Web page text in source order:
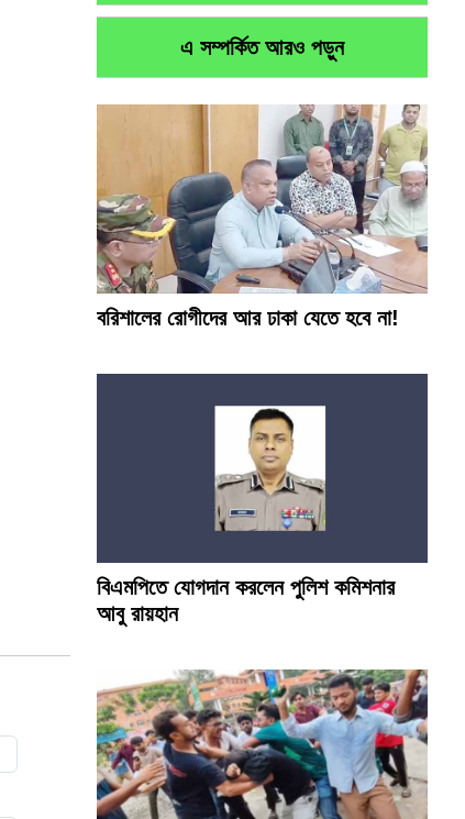
এ সম্পর্কিত আরও পড়ুন
বরিশালের রোগীদের আর ঢাকা যেতে হবে না!
বিএমপিতে যোগদান করলেন পুলিশ কমিশনার
আবু রায়হান